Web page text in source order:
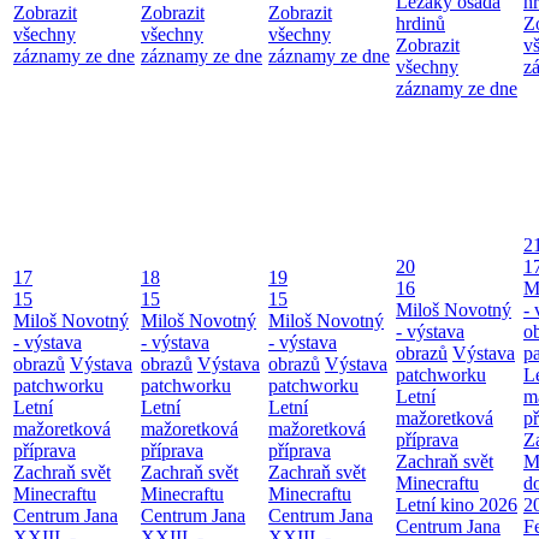
Zobrazit
všechny
záznamy ze dne
Zobrazit
všechny
záznamy ze dne
Zobrazit
všechny
záznamy ze dne
hrdinů
Zobrazit
všechny
záznamy ze dne
17
15
Miloš Novotný
- výstava
obrazů Výstava
patchworku
Letní
mažoretková
příprava
Zachraň svět
Minecraftu
Centrum Jana
18
15
Miloš Novotný
- výstava
obrazů Výstava
patchworku
Letní
mažoretková
příprava
Zachraň svět
Minecraftu
Centrum Jana
19
15
Miloš Novotný
- výstava
obrazů Výstava
patchworku
Letní
mažoretková
příprava
Zachraň svět
Minecraftu
Centrum Jana
20
16
Miloš Novotný
- výstava
obrazů Výstava
patchworku
Letní
mažoretková
příprava
Zachraň svět
Minecraftu
Letní kino 2026
Centrum Jana
-